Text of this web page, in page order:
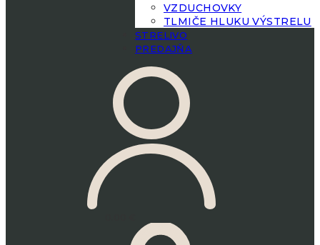
VZDUCHOVKY
TLMIČE HLUKU VÝSTRELU
STRELIVO
PREDAJŇA